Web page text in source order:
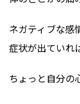
ネガティブな感
症状が出ていれ
ちょっと自分の